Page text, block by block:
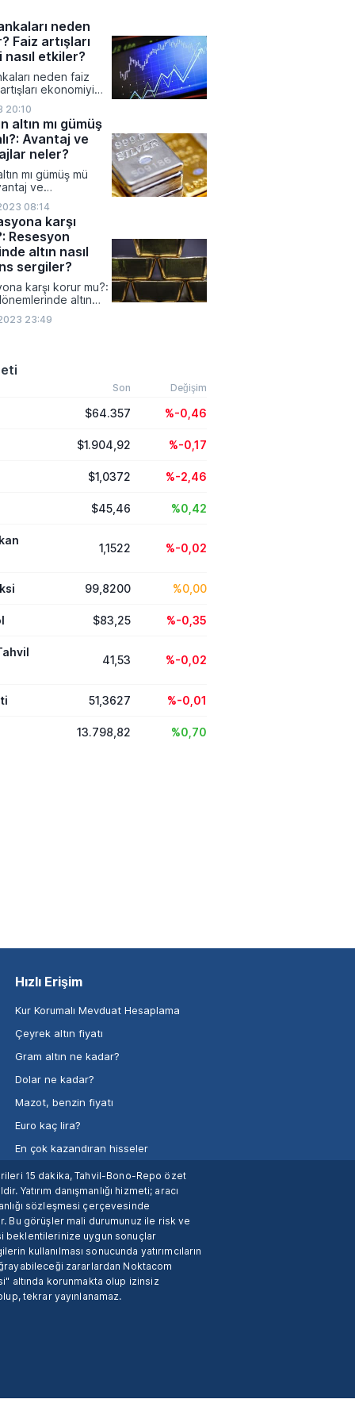
sayısı artarken,
komplikasyonlar
yönelik
neden
Faiz artışları
nasıl etkiler?
neden faiz
ekonomiyi
20:10
altın mı gümüş
Avantaj ve
neler?
mı gümüş mü
ve
neler?
08:14
karşı
Resesyon
altın nasıl
sergiler?
karşı korur mu?:
altın
23:49
Son Değişim
$64.357 %-0,46
$1.904,92 %-0,17
$1,0372 %-2,46
$45,46 %0,42
1,1522 %-0,02
99,8200 %0,00
$83,25 %-0,35
41,53 %-0,02
51,3627 %-0,01
13.798,82 %0,70
Hızlı Erişim
Kur Korumalı Mevduat Hesaplama
Çeyrek altın fiyatı
Gram altın ne kadar?
Dolar ne kadar?
Mazot, benzin fiyatı
Euro kaç lira?
En çok kazandıran hisseler
15 dakika, Tahvil-Bono-Repo özet
Yatırım danışmanlığı hizmeti; aracı
sözleşmesi çerçevesinde
Bu görüşler mali durumunuz ile risk ve
beklentilerinize uygun sonuçlar
kullanılması sonucunda yatırımcıların
zararlardan Noktacom
altında korunmakta olup izinsiz
tekrar yayınlanamaz.